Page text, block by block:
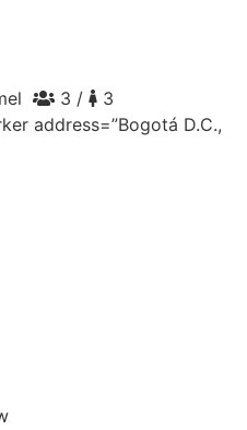
3 /
3
address=”Bogotá D.C.,